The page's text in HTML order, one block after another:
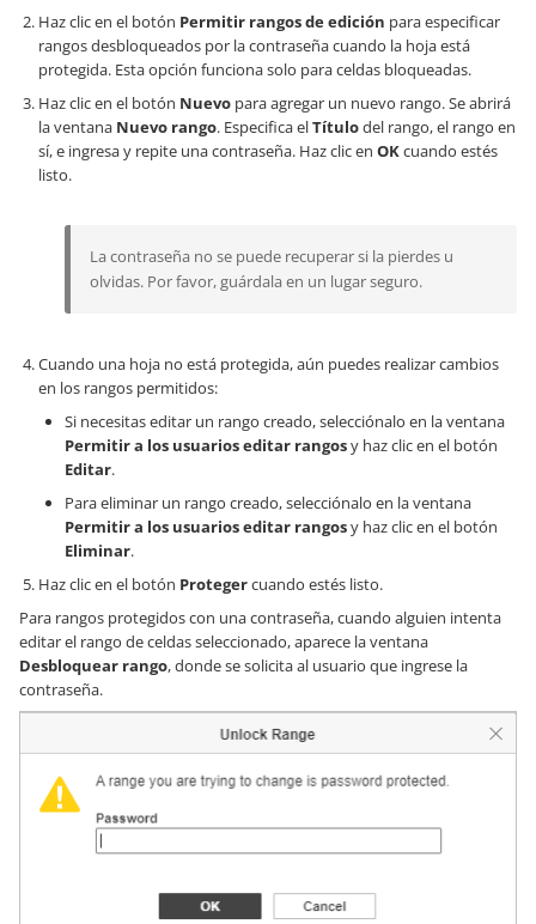
Haz clic en el botón Permitir rangos de edición para especificar
rangos desbloqueados por la contraseña cuando la hoja está
protegida. Esta opción funciona solo para celdas bloqueadas.
Haz clic en el botón Nuevo para agregar un nuevo rango. Se abrirá
la ventana Nuevo rango. Especifica elTítulodel rango, el rango en
sí, e ingresa y repite una contraseña. Haz clic en OKcuando estés
listo.
La contraseña no se puede recuperar si la pierdes u
olvidas. Por favor, guárdala en un lugar seguro.
Cuando una hoja no está protegida, aún puedes realizar cambios
en los rangos permitidos:
Si necesitas editar un rango creado, selecciónalo en la ventana
Permitir a los usuarios editar rangosy haz clic en el botón
Editar.
Para eliminar un rango creado, selecciónalo en la ventana
Permitir a los usuarios editar rangosy haz clic en el botón
Eliminar.
Haz clic en el botón Protegercuando estés listo.
Para rangos protegidos con una contraseña, cuando alguien intenta
editar el rango de celdas seleccionado, aparece la ventana
Desbloquear rango, donde se solicita al usuario que ingrese la
contraseña.